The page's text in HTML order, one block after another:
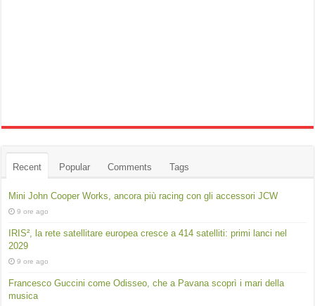
Recent Popular Comments Tags
Mini John Cooper Works, ancora più racing con gli accessori JCW
9 ore ago
IRIS², la rete satellitare europea cresce a 414 satelliti: primi lanci nel
2029
9 ore ago
Francesco Guccini come Odisseo, che a Pavana scoprì i mari della
musica